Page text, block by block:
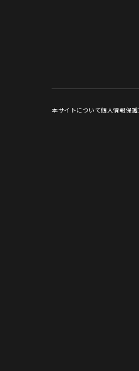
本サイトについて個人情報保